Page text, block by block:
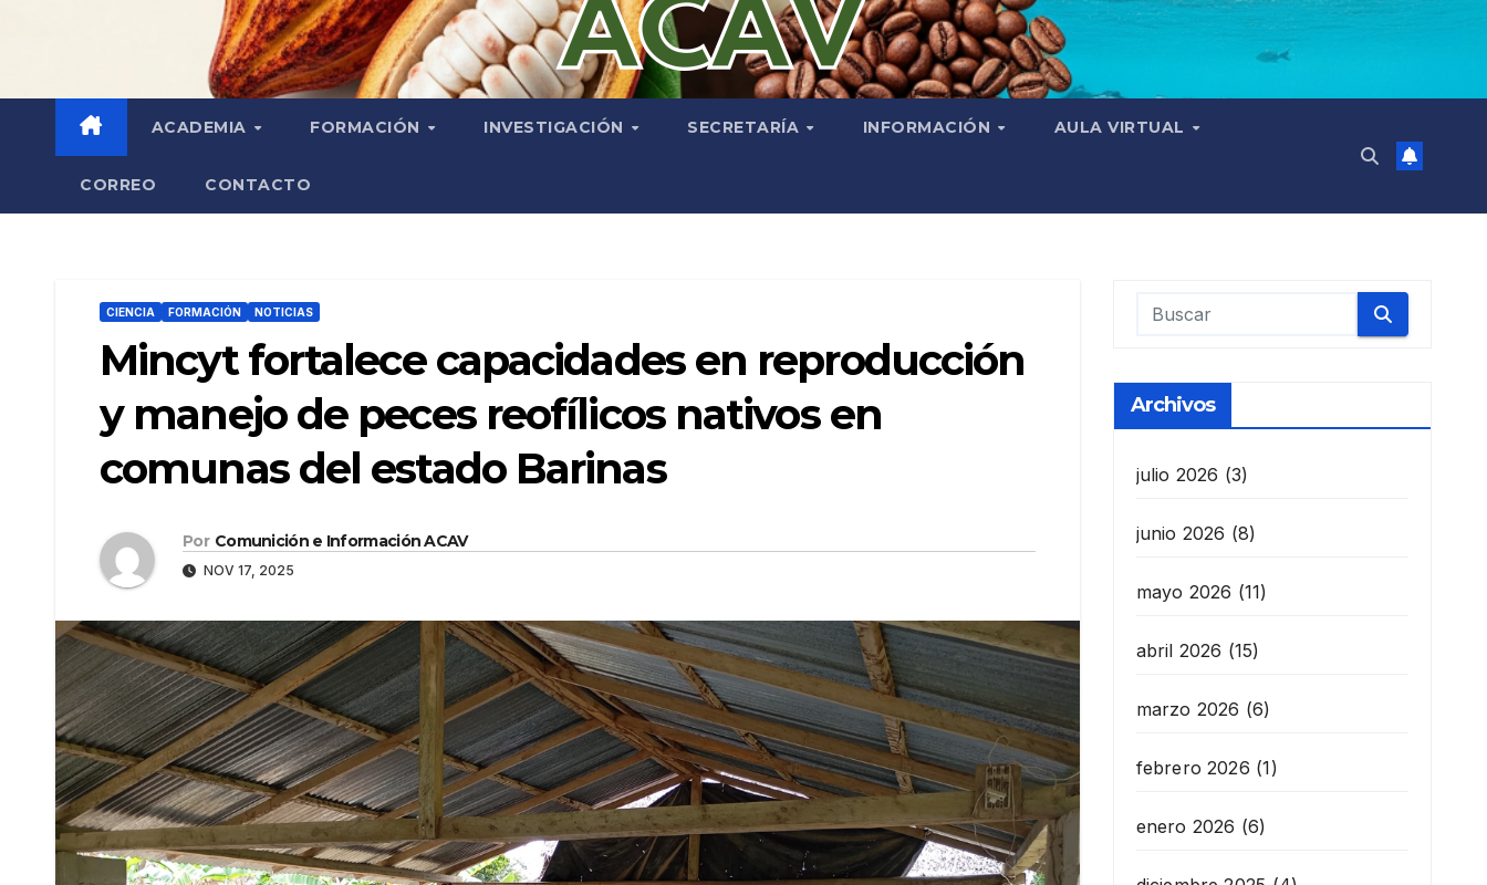
ACADEMIA FORMACIÓN INVESTIGACIÓN SECRETARÍA INFORMACIÓN AULA VIRTUAL
CORREO CONTACTO
CIENCIA FORMACIÓN NOTICIAS
Mincyt fortalece capacidades en reproducción
y manejo de peces reofílicos nativos en
comunas del estado Barinas
Por Comunición e Información ACAV
NOV 17, 2025
Archivos
julio 2026 (3)
junio 2026 (8)
mayo 2026 (11)
abril 2026 (15)
marzo 2026 (6)
febrero 2026 (1)
enero 2026 (6)